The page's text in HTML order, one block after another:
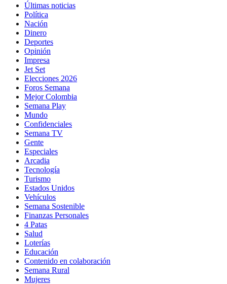
Últimas noticias
Política
Nación
Dinero
Deportes
Opinión
Impresa
Jet Set
Elecciones 2026
Foros Semana
Mejor Colombia
Semana Play
Mundo
Confidenciales
Semana TV
Gente
Especiales
Arcadia
Tecnología
Turismo
Estados Unidos
Vehículos
Semana Sostenible
Finanzas Personales
4 Patas
Salud
Loterías
Educación
Contenido en colaboración
Semana Rural
Mujeres